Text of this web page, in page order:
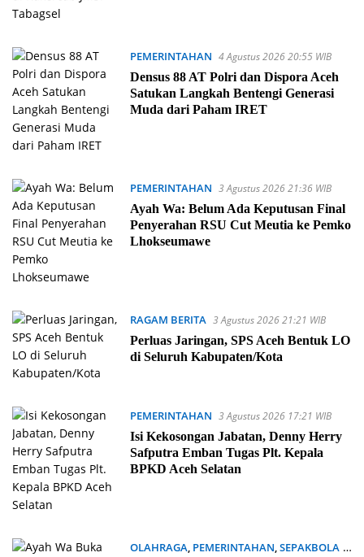
PEMERINTAHAN 4 Agustus 2026 20:55 WIB
Densus 88 AT Polri dan Dispora Aceh
Satukan Langkah Bentengi Generasi
Muda dari Paham IRET
PEMERINTAHAN 3 Agustus 2026 21:36 WIB
Ayah Wa: Belum Ada Keputusan Final
Penyerahan RSU Cut Meutia ke Pemko
Lhokseumawe
RAGAM BERITA 3 Agustus 2026 21:21 WIB
Perluas Jaringan, SPS Aceh Bentuk LO
di Seluruh Kabupaten/Kota
PEMERINTAHAN 3 Agustus 2026 17:21 WIB
Isi Kekosongan Jabatan, Denny Herry
Safputra Emban Tugas Plt. Kepala
BPKD Aceh Selatan
OLAHRAGA, PEMERINTAHAN,SEPAKBOLA 1